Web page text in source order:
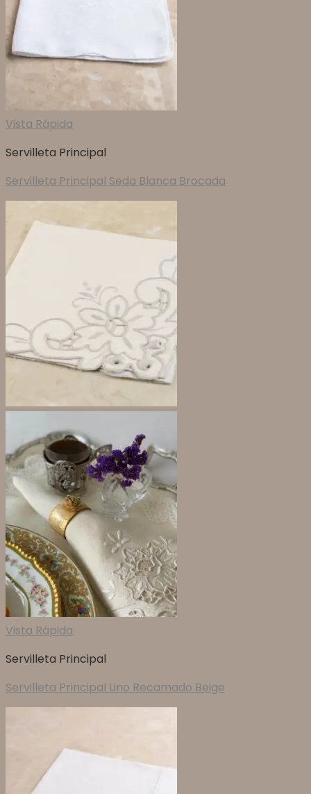
Vista Rápida
Servilleta Principal
Servilleta Principal Seda Blanca Brocada
Vista Rápida
Servilleta Principal
Servilleta Principal Lino Recamado Beige